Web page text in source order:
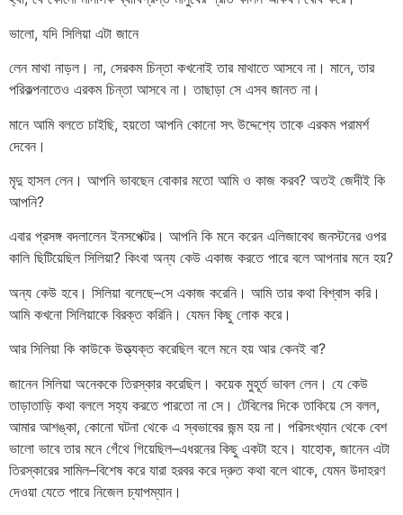
ভালো, যদি সিলিয়া এটা জানে
লেন মাথা নাড়ল। না, সেরকম চিন্তা কখনোই তার মাথাতে আসবে না। মানে, তার
পরিকল্পনাতেও এরকম চিন্তা আসবে না। তাছাড়া সে এসব জানত না।
মানে আমি বলতে চাইছি, হয়তো আপনি কোনো সৎ উদ্দেশ্যে তাকে এরকম পরামর্শ
দেবেন।
মৃদু হাসল লেন। আপনি ভাবছেন বোকার মতো আমি ও কাজ করব? অতই জেদীই কি
আপনি?
এবার প্রসঙ্গ বদলালেন ইনসপেক্টর। আপনি কি মনে করেন এলিজাবেথ জনস্টনের ওপর
কালি ছিটিয়েছিল সিলিয়া? কিংবা অন্য কেউ একাজ করতে পারে বলে আপনার মনে হয়?
অন্য কেউ হবে। সিলিয়া বলেছে–সে একাজ করেনি। আমি তার কথা বিশ্বাস করি।
আমি কখনো সিলিয়াকে বিরক্ত করিনি। যেমন কিছু লোক করে।
আর সিলিয়া কি কাউকে উত্ত্যক্ত করেছিল বলে মনে হয় আর কেনই বা?
জানেন সিলিয়া অনেককে তিরস্কার করেছিল। কয়েক মুহূর্ত ভাবল লেন। যে কেউ
তাড়াতাড়ি কথা বললে সহ্য করতে পারতো না সে। টেবিলের দিকে তাকিয়ে সে বলল,
আমার আশঙ্কা, কোনো ঘটনা থেকে এ স্বভাবের জন্ম হয় না। পরিসংখ্যান থেকে বেশ
ভালো ভাবে তার মনে গেঁথে গিয়েছিল–এধরনের কিছু একটা হবে। যাহোক, জানেন এটা
তিরস্কারের সামিল–বিশেষ করে যারা হরবর করে দ্রুত কথা বলে থাকে, যেমন উদাহরণ
দেওয়া যেতে পারে নিজেল চ্যাপম্যান।